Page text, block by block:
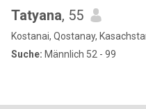
Tatyana, 55
Kostanai, Qostanay,
Suche: Männlich 52 - 99